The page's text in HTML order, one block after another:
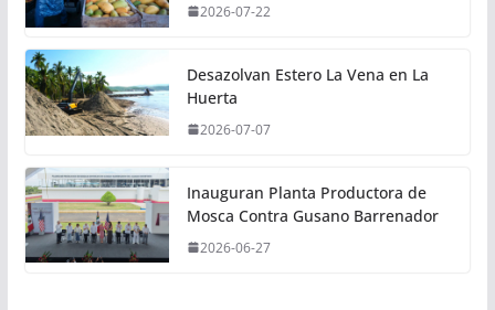
2026-07-22
Desazolvan Estero La Vena en La
Huerta
2026-07-07
Inauguran Planta Productora de
Mosca Contra Gusano Barrenador
2026-06-27